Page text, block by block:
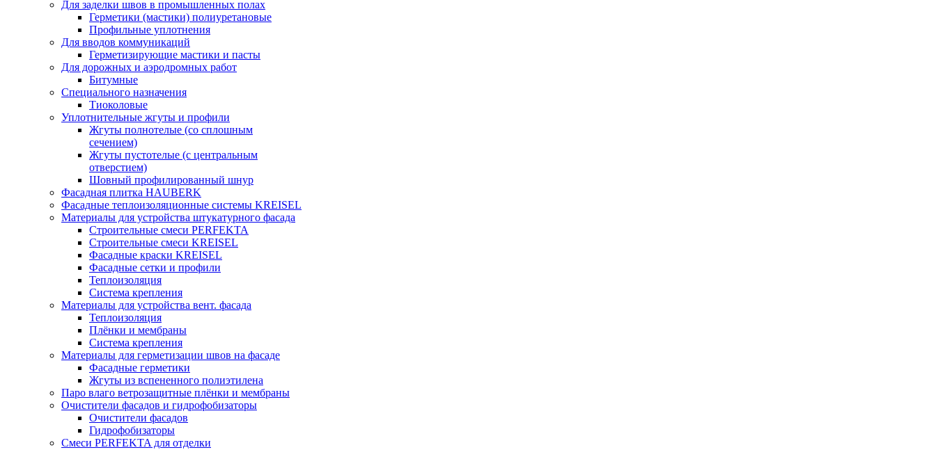
Для заделки швов в промышленных полах
Герметики (мастики) полиуретановые
Профильные уплотнения
Для вводов коммуникаций
Герметизирующие мастики и пасты
Для дорожных и аэродромных работ
Битумные
Специального назначения
Тиоколовые
Уплотнительные жгуты и профили
Жгуты полнотелые (со сплошным
сечением)
Жгуты пустотелые (с центральным
отверстием)
Шовный профилированный шнур
Фасадная плитка HAUBERK
Фасадные теплоизоляционные системы KREISEL
Материалы для устройства штукатурного фасада
Строительные смеси PERFEKTA
Строительные смеси KREISEL
Фасадные краски KREISEL
Фасадные сетки и профили
Теплоизоляция
Система крепления
Материалы для устройства вент. фасада
Теплоизоляция
Плёнки и мембраны
Система крепления
Материалы для герметизации швов на фасаде
Фасадные герметики
Жгуты из вспененного полиэтилена
Паро влаго ветрозащитные плёнки и мембраны
Очистители фасадов и гидрофобизаторы
Очистители фасадов
Гидрофобизаторы
Смеси PERFEKTA для отделки